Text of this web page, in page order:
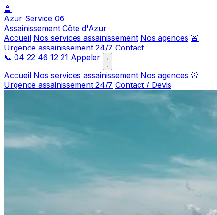
🚿
Azur Service 06
Assainissement Côte d'Azur
Accueil Nos services assainissement Nos agences 🚨
Urgence assainissement 24/7 Contact
📞 04 22 46 12 21 Appeler
Accueil Nos services assainissement Nos agences 🚨
Urgence assainissement 24/7 Contact / Devis